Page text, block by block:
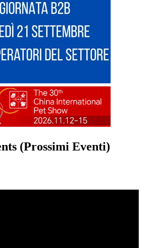
(Prossimi Eventi)